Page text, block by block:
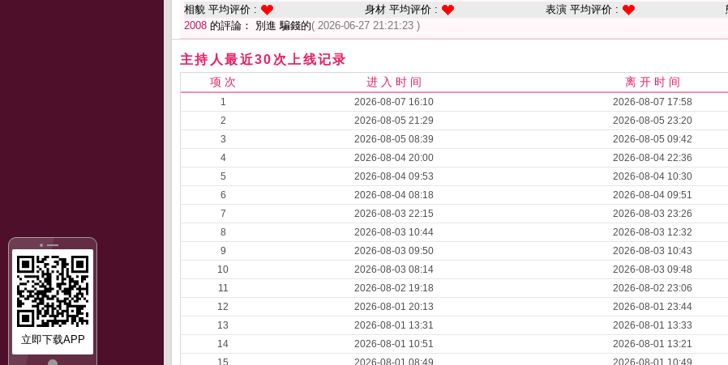
立即下载APP
相貌 平均评价 : 身材 平均评价 : 表演 平均评价 :
2008 的評論： 別進 騙錢的( 2026-06-27 21:21:23 )
主持人最近30次上线记录
项 次 进 入 时 间 离 开 时 间
1 2026-08-07 16:10 2026-08-07 17:58
2
2026-08-05 21:29 2026-08-05 23:20
3
2026-08-05 08:39 2026-08-05 09:42
4
2026-08-04 20:00 2026-08-04 22:36
5
2026-08-04 09:53 2026-08-04 10:30
6
2026-08-04 08:18 2026-08-04 09:51
7
2026-08-03 22:15 2026-08-03 23:26
8
2026-08-03 10:44 2026-08-03 12:32
9
2026-08-03 09:50 2026-08-03 10:43
10
2026-08-03 08:14 2026-08-03 09:48
11
2026-08-02 19:18 2026-08-02 23:06
12
2026-08-01 20:13 2026-08-01 23:44
13
2026-08-01 13:31 2026-08-01 13:33
14
2026-08-01 10:51 2026-08-01 13:21
15
2026-08-01 08:49 2026-08-01 10:49